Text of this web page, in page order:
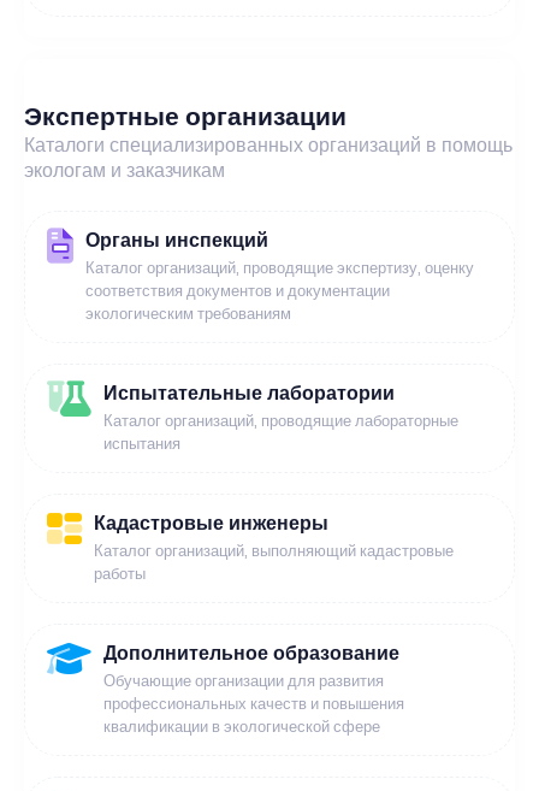
Экспертные организации
Каталоги специализированных организаций в помощь
экологам и заказчикам
Органы инспекций
Каталог организаций, проводящие экспертизу, оценку
соответствия документов и документации
экологическим требованиям
Испытательные лаборатории
Каталог организаций, проводящие лабораторные
испытания
Кадастровые инженеры
Каталог организаций, выполняющий кадастровые
работы
Дополнительное образование
Обучающие организации для развития
профессиональных качеств и повышения
квалификации в экологической сфере